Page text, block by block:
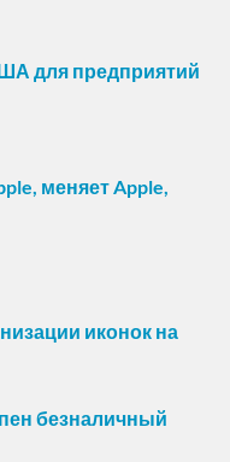
для предприятий
меняет Apple,
иконок на
безналичный